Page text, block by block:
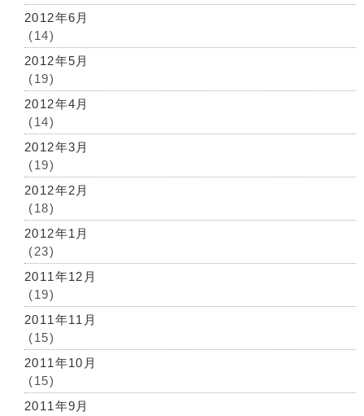
2012年6月
(14)
2012年5月
(19)
2012年4月
(14)
2012年3月
(19)
2012年2月
(18)
2012年1月
(23)
2011年12月
(19)
2011年11月
(15)
2011年10月
(15)
2011年9月